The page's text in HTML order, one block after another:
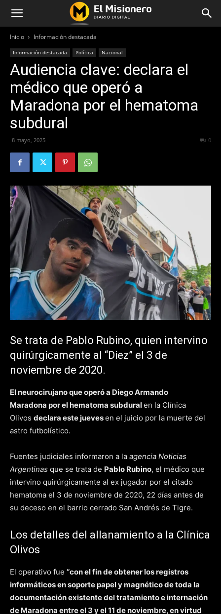
Inicio Información destacada
Información destacada Política Nacional
Audiencia clave: declara el
médico que operó a
Maradona por el hematoma
subdural
8 mayo, 2025 0
Se trata de Pablo Rubino, quien intervino
quirúrgicamente al “Diez” el 3 de
noviembre de 2020.
El neurocirujano que operó a Diego Armando
Maradona por el hematoma subduralen la Clínica
Olivos declara este juevesen el juicio por la muerte del
astro futbolístico.
Fuentes judiciales informaron a la agencia Noticias
Argentinas que se trata de Pablo Rubino, el médico que
intervino quirúrgicamente al ex jugador por el citado
hematoma el 3 de noviembre de 2020, 22 días antes de
su deceso en el barrio cerrado San Andrés de Tigre.
Los detalles del allanamiento a la Clínica
Olivos
El operativo fue “con el fin de obtener los registros
informáticos en soporte papel y magnético de toda la
documentación existente del tratamiento e internación
de Maradona entre el 3 y el 11 de noviembre, en virtud